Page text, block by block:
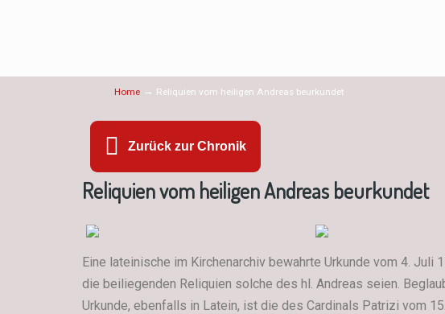
Home → Reliquien vom heiligen Andreas beurkundet
Zurück zur Chronik
Reliquien vom heiligen Andreas beurkundet
Eine lateinische im Kirchenarchiv bewahrte Urkunde vom 4.
die beiliegenden Reliquien solche des hl. Andreas seien.
Urkunde, ebenfalls in Latein, ist die des Cardinals Patrizi vom